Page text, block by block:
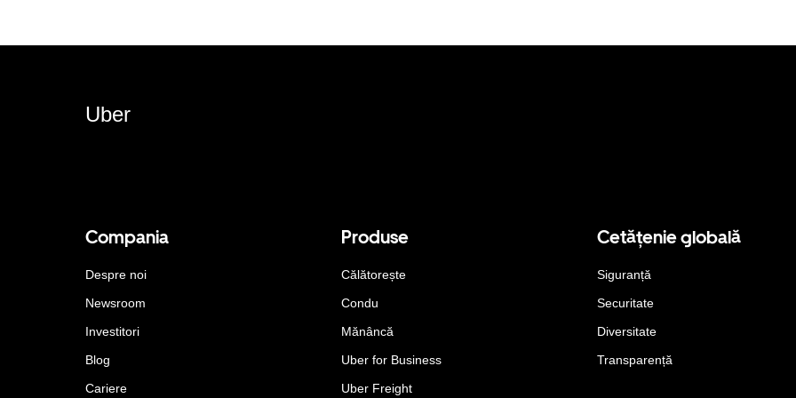
Uber
Compania
Despre noi
Newsroom
Investitori
Blog
Cariere
Produse
Călătorește
Condu
Mănâncă
Uber for Business
Uber Freight
Cetățenie globală
Siguranță
Securitate
Diversitate
Transparență